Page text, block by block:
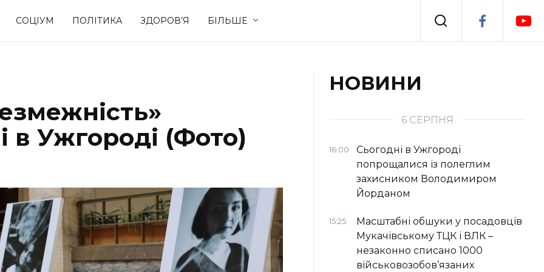
СОЦІУМ ПОЛІТИКА ЗДОРОВ’Я БІЛЬШЕ
Події
Спорт
в Ужгороді (Фото)
НОВИНИ
6 СЕРПНЯ
16:00
Сьогодні в Ужгороді
попрощалися із полеглим
захисником Володимиром
Йорданом
15:25
Масштабні обшуки у посадовців
Мукачівському ТЦК і ВЛК –
незаконно списано 1000
військовозобов’язаних